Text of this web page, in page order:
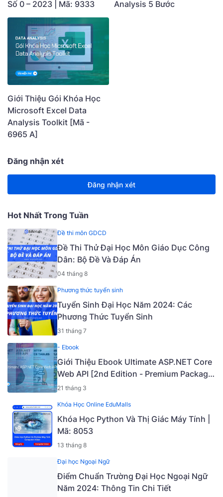
Số 0 – 2023 | Mã: 9333 Analysis 5 Bước
Giới Thiệu Gói Khóa Học
Microsoft Excel Data
Analysis Toolkit [Mã -
6965 A]
Đăng nhận xét
Đăng nhận xét
Hot Nhất Trong Tuần
Đề thi môn GDCD
Đề Thi Thử Đại Học Môn Giáo Dục Công
Dân: Bộ Đề Và Đáp Án
04 tháng 8
Phương thức tuyển sinh
Tuyển Sinh Đại Học Năm 2024: Các
Phương Thức Tuyển Sinh
31 tháng 7
- Ebook
Giới Thiệu Ebook Ultimate ASP.NET Core
Web API [2nd Edition - Premium Package]
[PDF + Source Code] [Mã - 9737E]
21 tháng 3
Khóa Học Online EduMalls
Khóa Học Python Và Thị Giác Máy Tính |
Mã: 8053
13 tháng 8
Đại học Ngoại Ngữ
Điểm Chuẩn Trường Đại Học Ngoại Ngữ
Năm 2024: Thông Tin Chi Tiết